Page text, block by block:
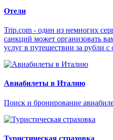
Отели
Trip.com - один из немногих
санкций может организовать
услуг в путешествии за рубли
Авиабилеты в Италию
Поиск и бронирование
Туристическая страховка